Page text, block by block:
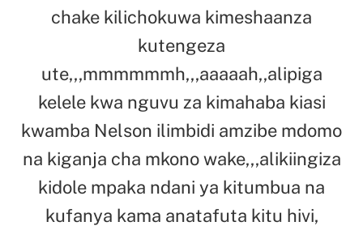
chake kilichokuwa kimeshaanza
kutengeza
ute,,,mmmmmmh,,,aaaaah,,alipiga
kelele kwa nguvu za kimahaba kiasi
kwamba Nelson ilimbidi amzibe mdomo
na kiganja cha mkono wake,,,alikiingiza
kidole mpaka ndani ya kitumbua na
kufanya kama anatafuta kitu hivi,